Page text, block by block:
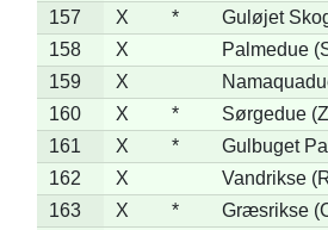
157
X *
Guløjet
158
X
Palmedue
159
X
160
X *
Sørgedue
161
X *
Gulbuget
162
X
Vandrikse
163
X *
Græsrikse